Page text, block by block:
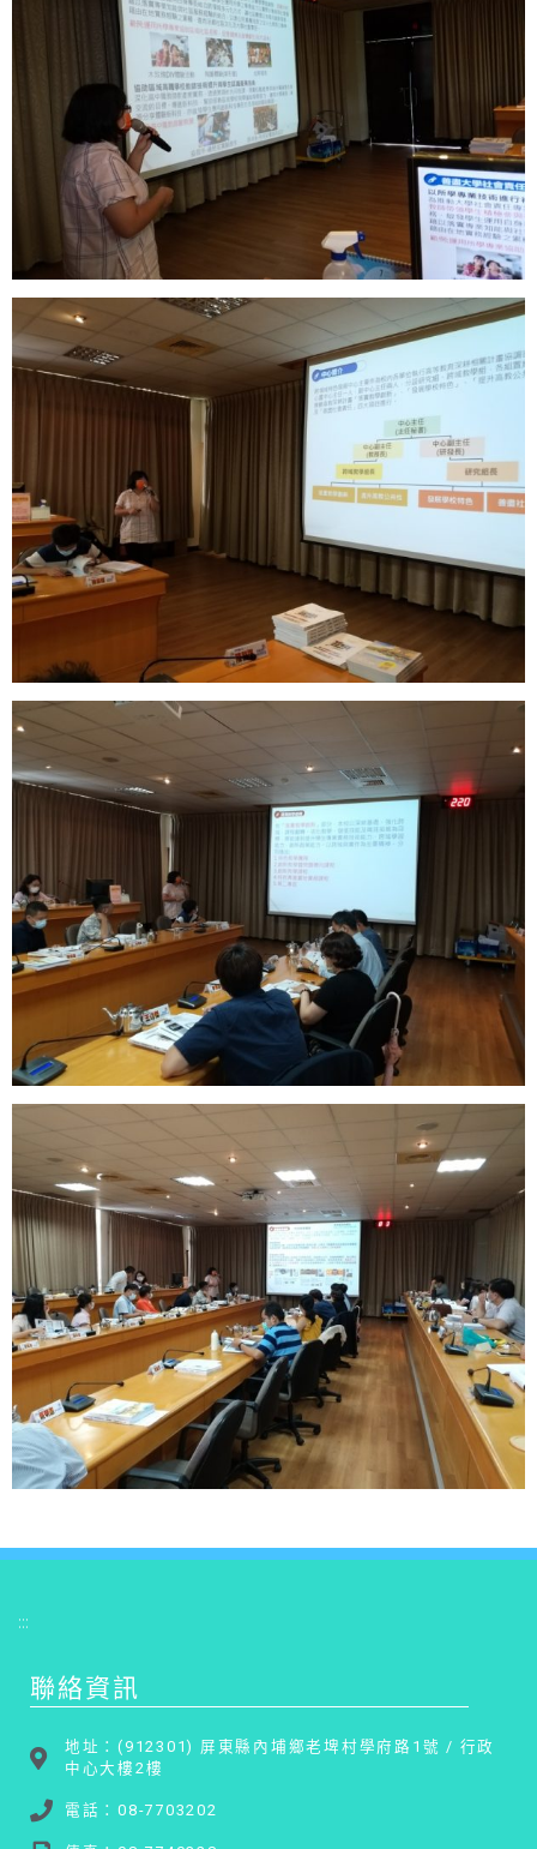
:::
聯絡資訊
地址：(912301) 屏東縣內埔鄉老埤村學府路1號 / 行政
中心大樓2樓
電話：08-7703202